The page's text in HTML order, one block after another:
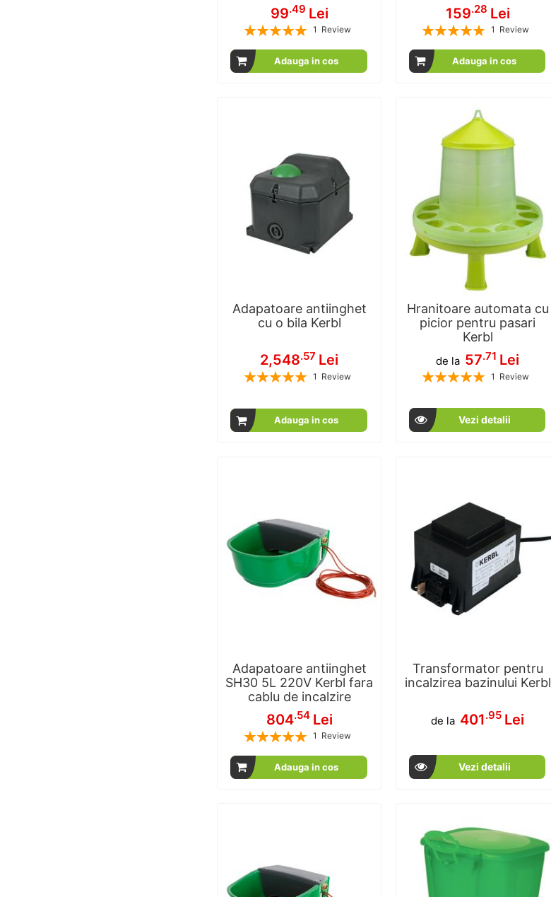
99.49 Lei
Rating:
1 Review
Adauga in cos
159.28 Lei
Rating:
1 Review
Adauga in cos
Adapatoare antiinghet
cu o bila Kerbl
2,548.57 Lei
Rating:
1 Review
Adauga in cos
Hranitoare automata cu
picior pentru pasari
Kerbl
de la 57.71 Lei
Rating:
1 Review
Vezi detalii
Adapatoare antiinghet
SH30 5L 220V Kerbl fara
cablu de incalzire
804.54 Lei
Rating:
1 Review
Adauga in cos
Transformator pentru
incalzirea bazinului Kerbl
de la 401.95 Lei
Vezi detalii